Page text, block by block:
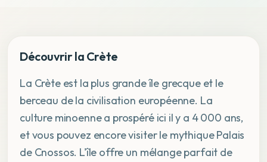
Découvrir la Crète
La Crète est la plus grande île grecque et le
berceau de la civilisation européenne. La
culture minoenne a prospéré ici il y a 4 000 ans,
et vous pouvez encore visiter le mythique Palais
de Cnossos. L'île offre un mélange parfait de